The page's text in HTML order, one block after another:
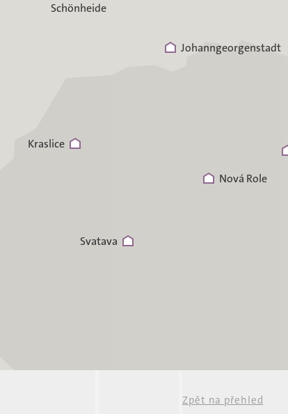
Svatava
Schönheide
Nová Role
Johanngeorgenstadt
Kraslice
Zpět na přehled